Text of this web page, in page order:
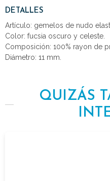
DETALLES
Artículo: gemelos de nudo
Color: fucsia oscuro y celeste.
Composición: 100% rayon de
Diámetro: 11 mm.
QUIZÁS